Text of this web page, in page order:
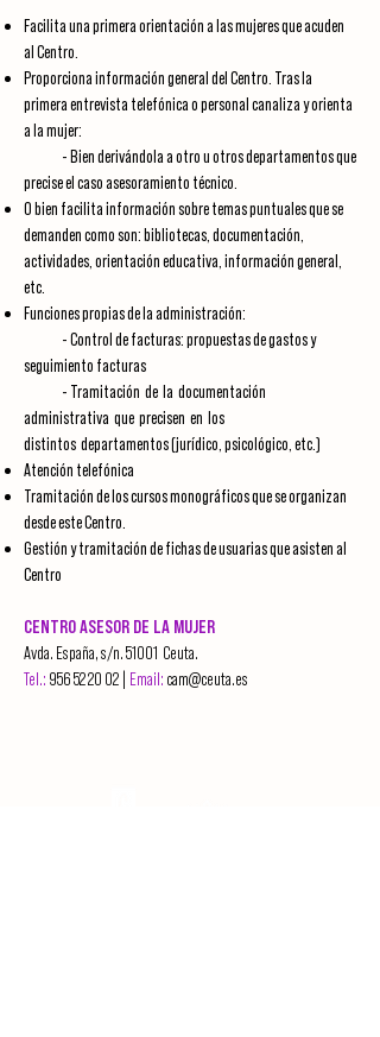
Facilita una primera orientación a las mujeres que acuden
al Centro.
Proporciona información general del Centro. Tras la
primera entrevista telefónica o personal canaliza y orienta
a la mujer:
- Bien derivándola a otro u otros departamentos que
precise el caso asesoramiento técnico.
O bien facilita información sobre temas puntuales que se
demanden como son: bibliotecas, documentación,
actividades, orientación educativa, información general,
etc.
Funciones propias de la administración:
- Control de facturas: propuestas de gastos y
seguimiento facturas
- Tramitación de la documentación
administrativa que precisen en los
distintos departamentos (jurídico, psicológico, etc.)
Atención telefónica
Tramitación de los cursos monográficos que se organizan
desde este Centro.
Gestión y tramitación de fichas de usuarias que asisten al
Centro
CENTRO ASESOR DE LA MUJER
Avda. España, s/n. 51001 Ceuta.
Tel.: 956 52 20 02 Email: cam@ceuta.es